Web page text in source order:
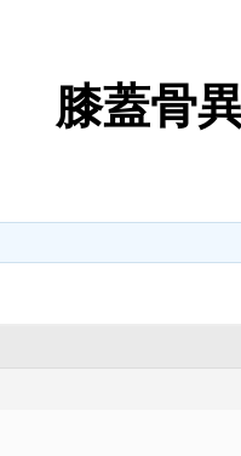
膝蓋骨